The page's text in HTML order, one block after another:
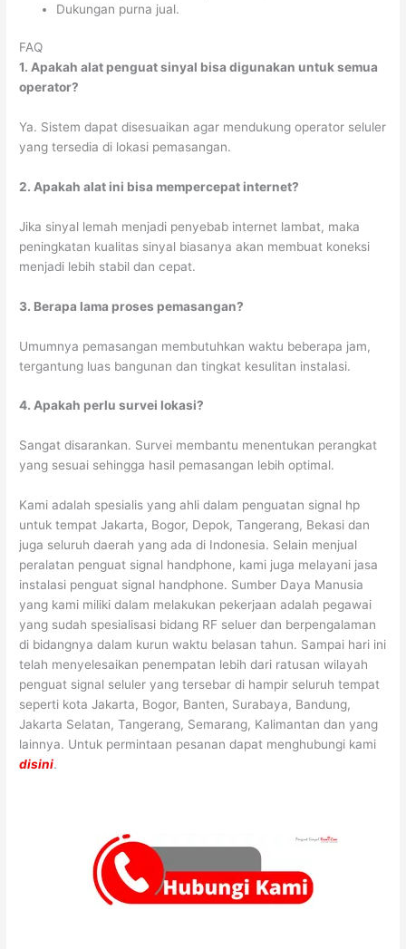
Dukungan purna jual.
FAQ
1. Apakah alat penguat sinyal bisa digunakan untuk semua
operator?
Ya. Sistem dapat disesuaikan agar mendukung operator seluler
yang tersedia di lokasi pemasangan.
2. Apakah alat ini bisa mempercepat internet?
Jika sinyal lemah menjadi penyebab internet lambat, maka
peningkatan kualitas sinyal biasanya akan membuat koneksi
menjadi lebih stabil dan cepat.
3. Berapa lama proses pemasangan?
Umumnya pemasangan membutuhkan waktu beberapa jam,
tergantung luas bangunan dan tingkat kesulitan instalasi.
4. Apakah perlu survei lokasi?
Sangat disarankan. Survei membantu menentukan perangkat
yang sesuai sehingga hasil pemasangan lebih optimal.
Kami adalah spesialis yang ahli dalam penguatan signal hp
untuk tempat Jakarta, Bogor, Depok, Tangerang, Bekasi dan
juga seluruh daerah yang ada di Indonesia. Selain menjual
peralatan penguat signal handphone, kami juga melayani jasa
instalasi penguat signal handphone. Sumber Daya Manusia
yang kami miliki dalam melakukan pekerjaan adalah pegawai
yang sudah spesialisasi bidang RF seluer dan berpengalaman
di bidangnya dalam kurun waktu belasan tahun. Sampai hari ini
telah menyelesaikan penempatan lebih dari ratusan wilayah
penguat signal seluler yang tersebar di hampir seluruh tempat
seperti kota Jakarta, Bogor, Banten, Surabaya, Bandung,
Jakarta Selatan, Tangerang, Semarang, Kalimantan dan yang
lainnya. Untuk permintaan pesanan dapat menghubungi kami
disini.